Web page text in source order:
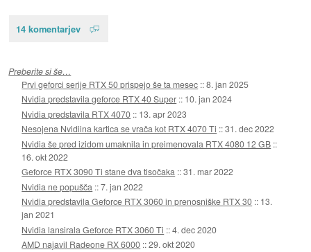
14 komentarjev
Preberite si še…
Prvi geforci serije RTX 50 prispejo še ta mesec ::8. jan 2025
Nvidia predstavila geforce RTX 40 Super :: 10. jan 2024
Nvidia predstavila RTX 4070 :: 13. apr 2023
Nesojena Nvidiina kartica se vrača kot RTX 4070 Ti ::31. dec 2022
Nvidia še pred izidom umaknila in preimenovala RTX 4080 12 GB ::
16. okt 2022
Geforce RTX 3090 Ti stane dva tisočaka ::31. mar 2022
Nvidia ne popušča ::7. jan 2022
Nvidia predstavila Geforce RTX 3060 in prenosniške RTX 30 :: 13.
jan 2021
Nvidia lansirala Geforce RTX 3060 Ti ::4. dec 2020
AMD najavil Radeone RX 6000 ::29. okt 2020